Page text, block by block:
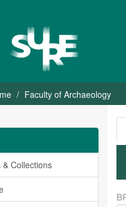
Faculty of Archaeology
Collections